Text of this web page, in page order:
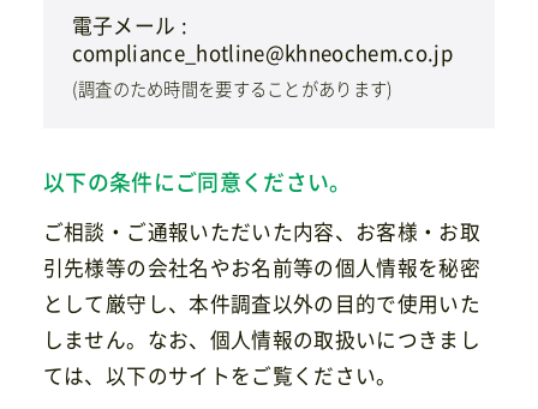
電子メール :
compliance_hotline@khneochem.co.jp
(調査のため時間を要することがあります)
以下の条件にご同意ください。
ご相談・ご通報いただいた内容、お客様・お取
引先様等の会社名やお名前等の個人情報を秘密
として厳守し、本件調査以外の目的で使用いた
しません。なお、個人情報の取扱いにつきまし
ては、以下のサイトをご覧ください。